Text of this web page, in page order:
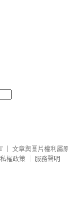
文章與圖片權利屬
權政策
服務聲明